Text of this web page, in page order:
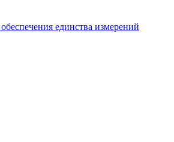
единства измерений